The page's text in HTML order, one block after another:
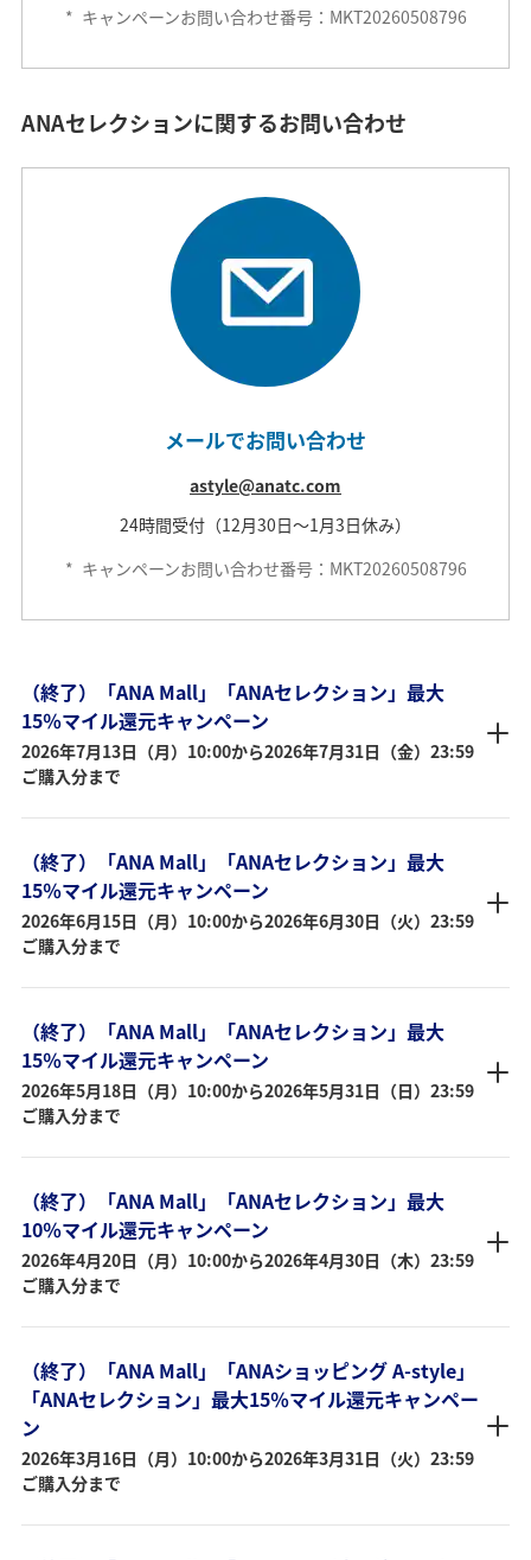
* キャンペーンお問い合わせ番号：MKT20260508796
ANAセレクションに関するお問い合わせ
メールでお問い合わせ
astyle@anatc.com
24時間受付（12月30日～1月3日休み）
* キャンペーンお問い合わせ番号：MKT20260508796
（終了）「ANA Mall」「ANAセレクション」最大
15％マイル還元キャンペーン
2026年7月13日（月）10:00から2026年7月31日（金）23:59
ご購入分まで
（終了）「ANA Mall」「ANAセレクション」最大
15％マイル還元キャンペーン
2026年6月15日（月）10:00から2026年6月30日（火）23:59
ご購入分まで
（終了）「ANA Mall」「ANAセレクション」最大
15％マイル還元キャンペーン
2026年5月18日（月）10:00から2026年5月31日（日）23:59
ご購入分まで
（終了）「ANA Mall」「ANAセレクション」最大
10％マイル還元キャンペーン
2026年4月20日（月）10:00から2026年4月30日（木）23:59
ご購入分まで
（終了）「ANA Mall」「ANAショッピング A-style」
「ANAセレクション」最大15％マイル還元キャンペー
ン
2026年3月16日（月）10:00から2026年3月31日（火）23:59
ご購入分まで